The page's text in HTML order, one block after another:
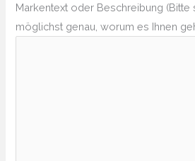
Markentext oder Beschreibung (Bitte
möglichst genau, worum es Ihnen